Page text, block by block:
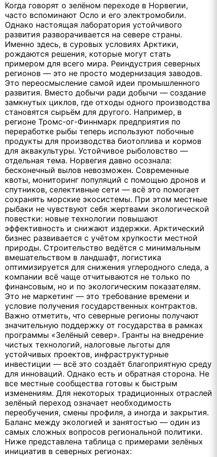
Когда говорят о зелёном переходе в Норвегии,
часто вспоминают Осло и его электромобили.
Однако настоящая лаборатория устойчивого
развития разворачивается на севере страны.
Именно здесь, в суровых условиях Арктики,
рождаются решения, которые могут стать
примером для всего мира. Реиндустрия северных
регионов — это не просто модернизация заводов.
Это переосмысление самой идеи промышленного
развития. Вместо добычи ради добычи — создание
замкнутых циклов, где отходы одного производства
становятся сырьём для другого. Например, в
регионе Тромс-ог-Финнмарк предприятия по
переработке рыбы теперь используют побочные
продукты для производства биотоплива и кормов
для аквакультуры. Устойчивое рыболовство —
отдельная тема. Норвегия давно осознала:
бесконечный вылов невозможен. Современные
квоты, мониторинг популяций с помощью дронов и
спутников, селективные сети — всё это помогает
сохранять морские экосистемы. При этом местные
рыбаки не чувствуют себя жертвами экологической
повестки: новые технологии повышают
эффективность и снижают издержки. Арктический
бизнес развивается с учётом хрупкости местной
природы. Строительство ведётся с минимальным
вмешательством в ландшафт, логистика
оптимизируется для снижения углеродного следа, а
компании всё чаще отчитываются не только по
финансовым, но и по экологическим показателям.
Это не маркетинг — это требование времени и
условие получения государственных контрактов.
Важно отметить, что северные регионы получают
значительную поддержку от государства в рамках
программы «Зелёный север». Гранты на внедрение
чистых технологий, налоговые льготы для
устойчивых проектов, инфраструктурные
инвестиции — всё это создаёт благоприятную среду
для инноваций. Однако есть и обратная сторона. Не
все местные сообщества готовы к быстрым
изменениям. Для некоторых традиционных отраслей
зелёный переход означает необходимость
переобучения, смены профиля, а иногда и закрытия.
Баланс между экологией и занятостью — один из
самых сложных вопросов региональной политики.
Ниже представлена таблица с примерами зелёных
инициатив в северных регионах: